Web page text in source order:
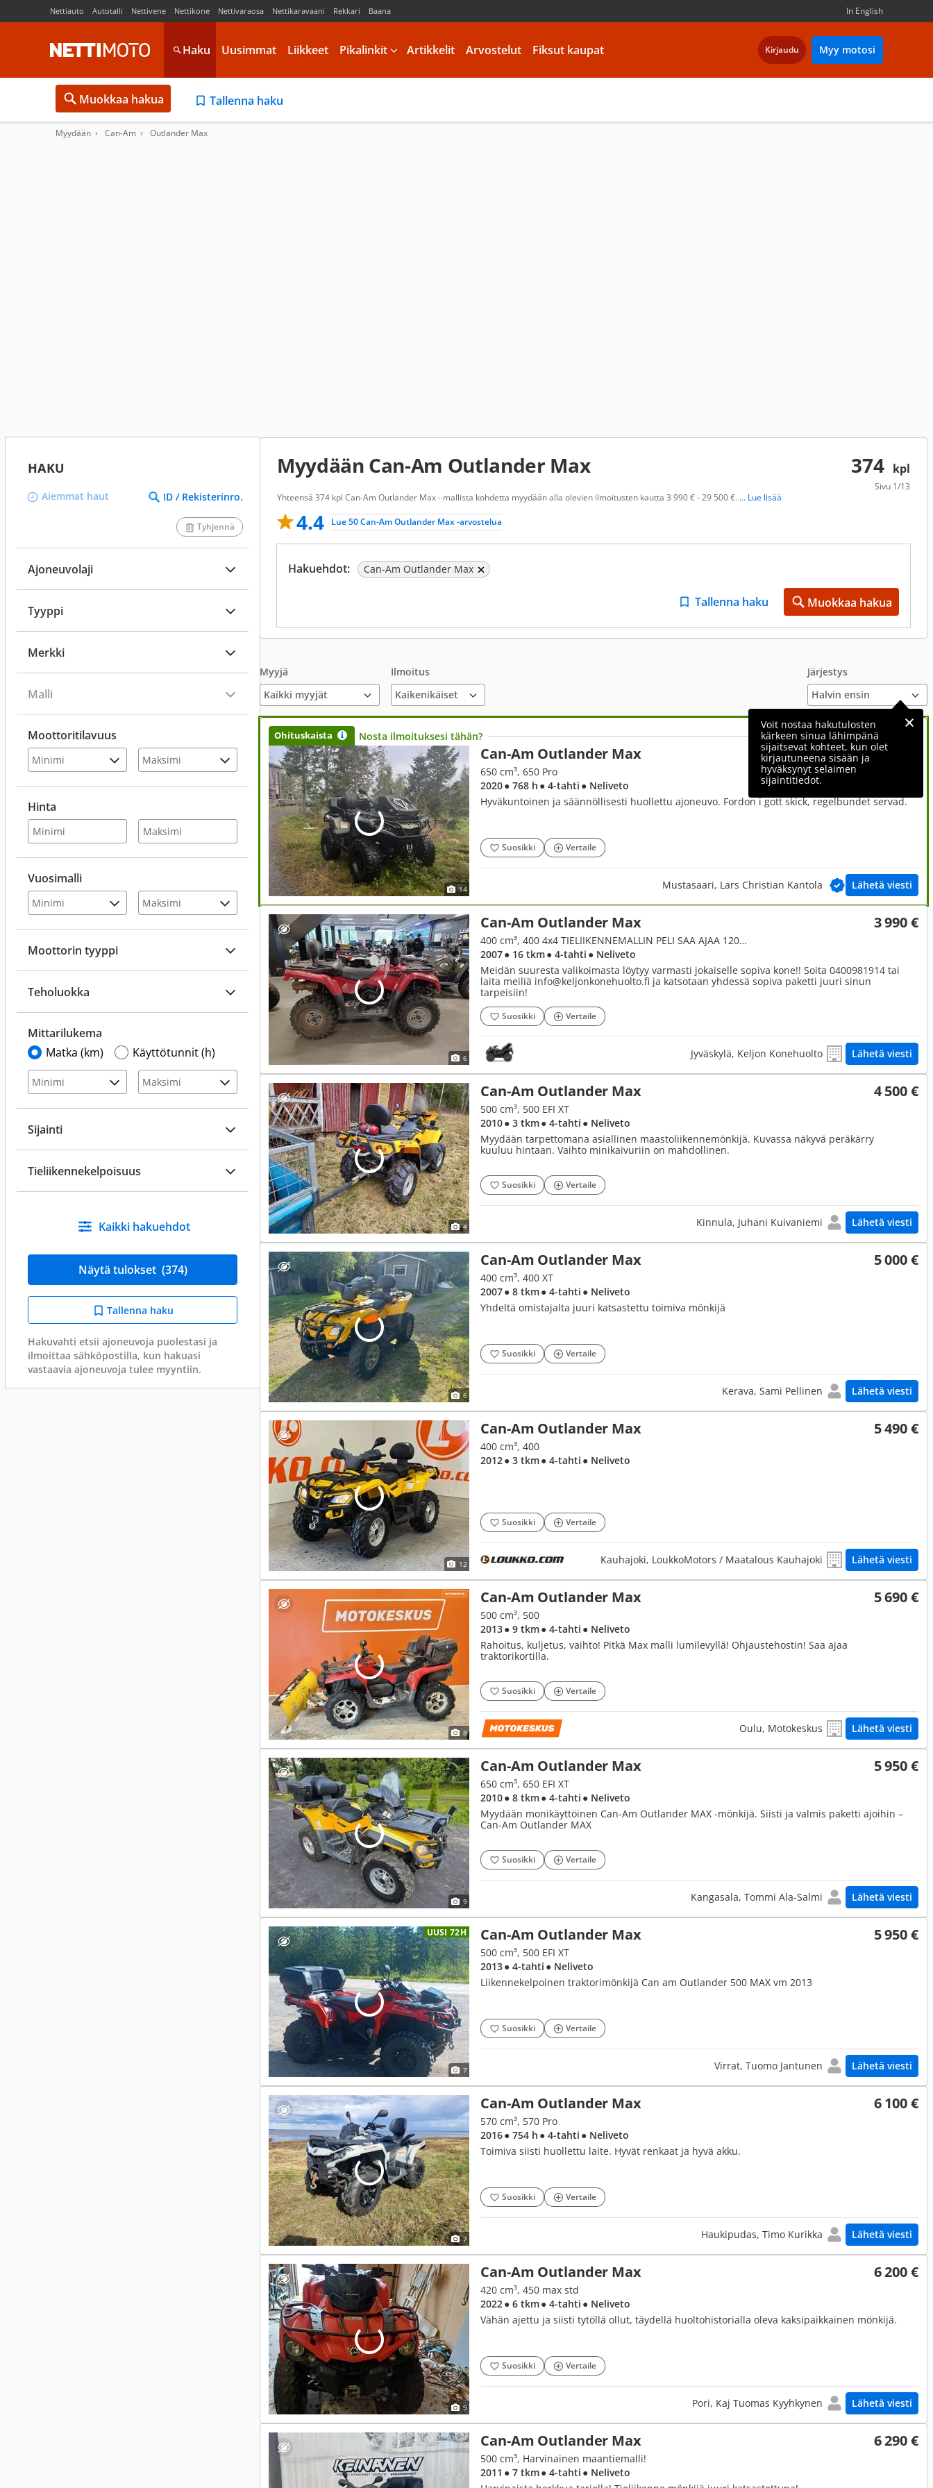
Nettiauto Autotalli Nettivene Nettikone Nettivaraosa Nettikaravaani Rekkari Baana In English
Haku Uusimmat Liikkeet Pikalinkit Artikkelit Arvostelut Fiksut kaupat Kirjaudu Myy motosi
Muokkaa hakua Tallenna haku
Myydään Can-Am Outlander Max
HAKU
Aiemmat haut ID / Rekisterinro.
Tyhjennä
Ajoneuvolaji
Tyyppi
Merkki
Malli
Moottoritilavuus
Hinta
Vuosimalli
Moottorin tyyppi
Teholuokka
Mittarilukema
Matka (km)
Käyttötunnit (h)
Sijainti
Tieliikennekelpoisuus
Kaikki hakuehdot
Näytä tulokset (374)
Tallenna haku
Hakuvahti etsii ajoneuvoja puolestasi ja
ilmoittaa sähköpostilla, kun hakuasi
vastaavia ajoneuvoja tulee myyntiin.
374 kpl
Sivu 1/13
Myydään Can-Am Outlander Max
Yhteensä 374 kpl Can-Am Outlander Max - mallista kohdetta myydään alla olevien ilmoitusten kautta 3 990 € - 29 500 €. ... Lue lisää
4.4 Lue 50 Can-Am Outlander Max -arvostelua
Hakuehdot: Can-Am Outlander Max
Tallenna haku Muokkaa hakua
Myyjä
Kaikki myyjät
Ilmoitus Järjestys
Voit nostaa hakutulosten
kärkeen sinua lähimpänä
sijaitsevat kohteet, kun olet
kirjautuneena sisään ja
hyväksynyt selaimen
sijaintitiedot.
Ohituskaista Nosta ilmoituksesi tähän?
14
Can-Am Outlander Max 8 250 €
650 cm³, 650 Pro
2020● 768 h ● 4-tahti ● Neliveto
Hyväkuntoinen ja säännöllisesti huollettu ajoneuvo. Fordon i gott skick, regelbundet servad.
Suosikki Vertaile
Mustasaari, Lars Christian Kantola Lähetä viesti
6
Can-Am Outlander Max 3 990 €
400 cm³, 400 4x4 TIELIIKENNEMALLIN PELI SAA AJAA 120KM/H
2007● 16 tkm● 4-tahti ● Neliveto
Meidän suuresta valikoimasta löytyy varmasti jokaiselle sopiva kone!! Soita 0400981914 tai
laita meiliä info@keljonkonehuolto.fi ja katsotaan yhdessä sopiva paketti juuri sinun
tarpeisiin!
Suosikki Vertaile
Jyväskylä, Keljon Konehuolto Lähetä viesti
4
Can-Am Outlander Max 4 500 €
500 cm³, 500 EFI XT
2010● 3 tkm● 4-tahti ● Neliveto
Myydään tarpettomana asiallinen maastoliikennemönkijä. Kuvassa näkyvä peräkärry
kuuluu hintaan. Vaihto minikaivuriin on mahdollinen.
Suosikki Vertaile
Kinnula, Juhani Kuivaniemi Lähetä viesti
6
Can-Am Outlander Max 5 000 €
400 cm³, 400 XT
2007● 8 tkm● 4-tahti ● Neliveto
Yhdeltä omistajalta juuri katsastettu toimiva mönkijä
Suosikki Vertaile
Kerava, Sami Pellinen Lähetä viesti
12
Can-Am Outlander Max 5 490 €
400 cm³, 400
2012● 3 tkm● 4-tahti ● Neliveto
Suosikki Vertaile
Kauhajoki, LoukkoMotors / Maatalous Kauhajoki Lähetä viesti
8
Can-Am Outlander Max 5 690 €
500 cm³, 500
2013● 9 tkm● 4-tahti ● Neliveto
Rahoitus, kuljetus, vaihto! Pitkä Max malli lumilevyllä! Ohjaustehostin! Saa ajaa
traktorikortilla.
Suosikki Vertaile
Oulu, Motokeskus Lähetä viesti
9
Can-Am Outlander Max 5 950 €
650 cm³, 650 EFI XT
2010● 8 tkm● 4-tahti ● Neliveto
Myydään monikäyttöinen Can-Am Outlander MAX -mönkijä. Siisti ja valmis paketti ajoihin –
Can-Am Outlander MAX
Suosikki Vertaile
Kangasala, Tommi Ala-Salmi Lähetä viesti
UUSI 72H
7
Can-Am Outlander Max 5 950 €
500 cm³, 500 EFI XT
2013● 4-tahti ● Neliveto
Liikennekelpoinen traktorimönkijä Can am Outlander 500 MAX vm 2013
Suosikki Vertaile
Virrat, Tuomo Jantunen Lähetä viesti
7
Can-Am Outlander Max 6 100 €
570 cm³, 570 Pro
2016● 754 h ● 4-tahti ● Neliveto
Toimiva siisti huollettu laite. Hyvät renkaat ja hyvä akku.
Suosikki Vertaile
Haukipudas, Timo Kurikka Lähetä viesti
9
Can-Am Outlander Max 6 200 €
420 cm³, 450 max std
2022● 6 tkm● 4-tahti ● Neliveto
Vähän ajettu ja siisti tytöllä ollut, täydellä huoltohistorialla oleva kaksipaikkainen mönkijä.
Suosikki Vertaile
Pori, Kaj Tuomas Kyyhkynen Lähetä viesti
Can-Am Outlander Max 6 290 €
500 cm³, Harvinainen maantiemalli!
2011 ● 7 tkm● 4-tahti ● Neliveto